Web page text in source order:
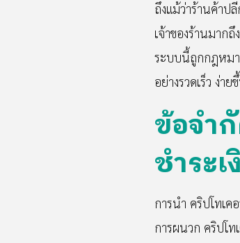
ถึงแม้ว่าร้านค้าป
เจ้าของร้านมากถึ
ระบบนี้ถูกกฎหมา
อย่างรวดเร็ว ง่าย
ข้อจำ
ชำระ
การนำ คริปโทเค
การผนวก คริปโท